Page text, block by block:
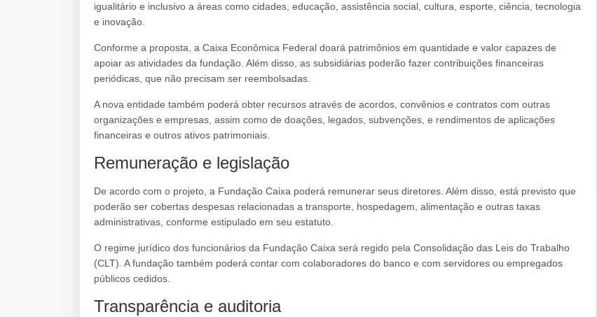
igualitário e inclusivo a áreas como cidades, educação, assistência social, cultura, esporte, ciência, tecnologia
e inovação.
Conforme a proposta, a Caixa Econômica Federal doará patrimônios em quantidade e valor capazes de
apoiar as atividades da fundação. Além disso, as subsidiárias poderão fazer contribuições financeiras
periódicas, que não precisam ser reembolsadas.
A nova entidade também poderá obter recursos através de acordos, convênios e contratos com outras
organizações e empresas, assim como de doações, legados, subvenções, e rendimentos de aplicações
financeiras e outros ativos patrimoniais.
Remuneração e legislação
De acordo com o projeto, a Fundação Caixa poderá remunerar seus diretores. Além disso, está previsto que
poderão ser cobertas despesas relacionadas a transporte, hospedagem, alimentação e outras taxas
administrativas, conforme estipulado em seu estatuto.
O regime jurídico dos funcionários da Fundação Caixa será regido pela Consolidação das Leis do Trabalho
(CLT). A fundação também poderá contar com colaboradores do banco e com servidores ou empregados
públicos cedidos.
Transparência e auditoria